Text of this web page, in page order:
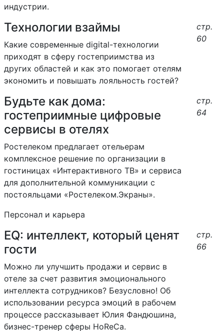
индустрии.
Технологии взаймы
Какие современные digital-технологии
приходят в сферу гостеприимства из
других областей и как это помогает отелям
экономить и повышать лояльность гостей?
стр.
60
Будьте как дома:
гостеприимные цифровые
сервисы в отелях
Ростелеком предлагает отельерам
комплексное решение по организации в
гостиницах «Интерактивного ТВ» и сервиса
для дополнительной коммуникации с
постояльцами «Ростелеком.Экраны».
стр.
64
Персонал и карьера
EQ: интеллект, который ценят
гости
Можно ли улучшить продажи и сервис в
отеле за счет развития эмоционального
интеллекта сотрудников? Безусловно! Об
использовании ресурса эмоций в рабочем
процессе рассказывает Юлия Фандюшина,
бизнес-тренер сферы HoReCa.
стр.
66